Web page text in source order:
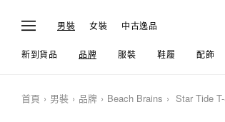
男裝 女裝 中古逸品
新到貨品 品牌 服裝 鞋履 配飾
首頁 男裝 品牌 Beach Brains Star Tide